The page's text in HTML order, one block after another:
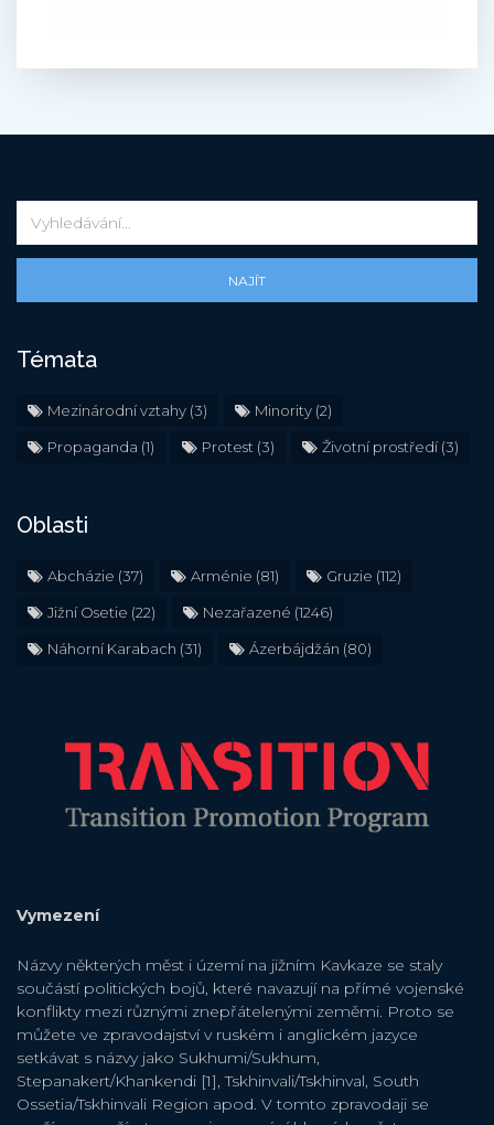
NAJÍT
Témata
Mezinárodní vztahy (3) Minority (2)
Propaganda (1) Protest (3) Životní prostředí(3)
Oblasti
Abcházie (37) Arménie (81) Gruzie (112)
Jižní Osetie (22) Nezařazené (1246)
Náhorní Karabach (31) Ázerbájdžán (80)
Vymezení
Názvy některých měst i území na jižním Kavkaze se staly
součástí politických bojů, které navazují na přímé vojenské
konflikty mezi různými znepřátelenými zeměmi. Proto se
můžete ve zpravodajství v ruském i anglickém jazyce
setkávat s názvy jako Sukhumi/Sukhum,
Stepanakert/Khankendi [1], Tskhinvali/Tskhinval, South
Ossetia/Tskhinvali Region apod. V tomto zpravodaji se